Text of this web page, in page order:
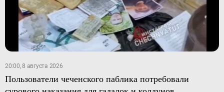
20:00, 8 августа 2026
Пользователи чеченского паблика потребовали